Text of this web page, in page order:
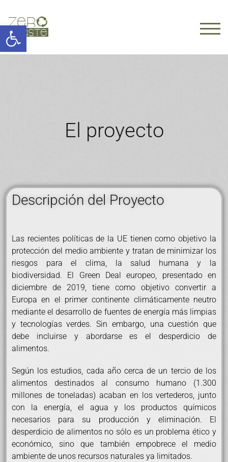
Abrir barra de herramientas
El proyecto
Descripción del Proyecto
Las recientes políticas de la UE tienen como objetivo la
protección del medio ambiente y tratan de minimizar los
riesgos para el clima, la salud humana y la
biodiversidad. El Green Deal europeo, presentado en
diciembre de 2019, tiene como objetivo convertir a
Europa en el primer continente climáticamente neutro
mediante el desarrollo de fuentes de energía más limpias
y tecnologías verdes. Sin embargo, una cuestión que
debe incluirse y abordarse es el desperdicio de
alimentos.
Según los estudios, cada año cerca de un tercio de los
alimentos destinados al consumo humano (1.300
millones de toneladas) acaban en los vertederos, junto
con la energía, el agua y los productos químicos
necesarios para su producción y eliminación. El
desperdicio de alimentos no sólo es un problema ético y
económico, sino que también empobrece el medio
ambiente de unos recursos naturales ya limitados.